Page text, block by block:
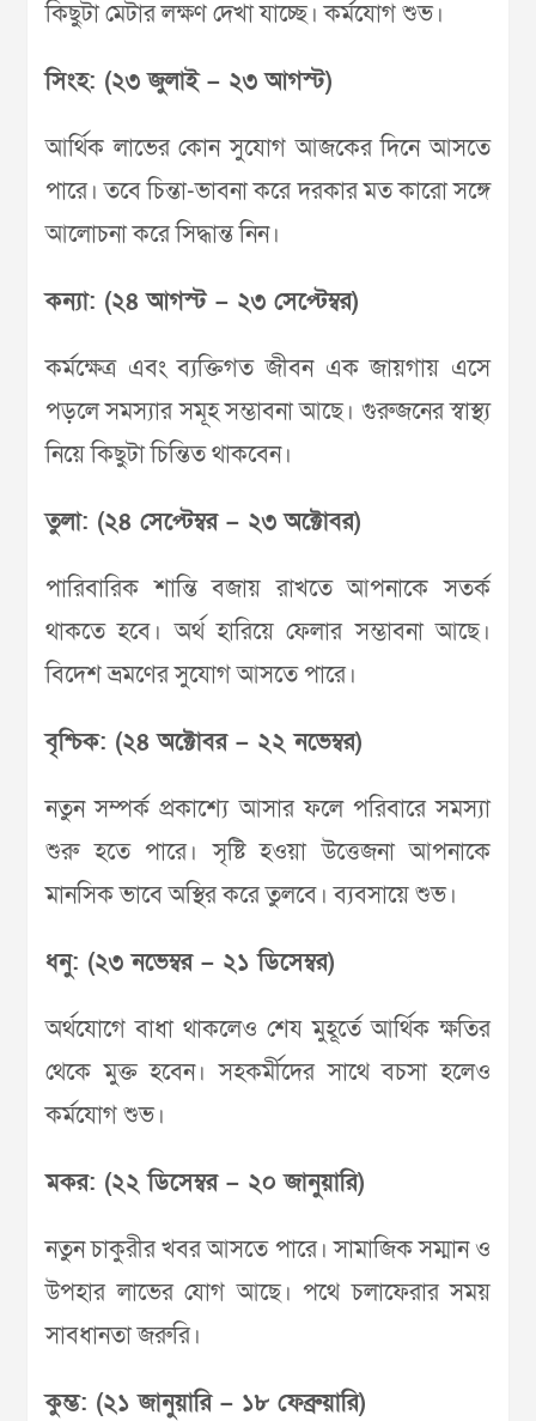
কিছুটা মেটার লক্ষণ দেখা যাচ্ছে। কর্মযোগ শুভ।
সিংহ: (২৩ জুলাই – ২৩ আগস্ট)
আর্থিক লাভের কোন সুযোগ আজকের দিনে আসতে
পারে। তবে চিন্তা-ভাবনা করে দরকার মত কারো সঙ্গে
আলোচনা করে সিদ্ধান্ত নিন।
কন্যা: (২৪ আগস্ট – ২৩ সেপ্টেম্বর)
কর্মক্ষেত্র এবং ব্যক্তিগত জীবন এক জায়গায় এসে
পড়লে সমস্যার সমূহ সম্ভাবনা আছে। গুরুজনের স্বাস্থ্য
নিয়ে কিছুটা চিন্তিত থাকবেন।
তুলা: (২৪ সেপ্টেম্বর – ২৩ অক্টোবর)
পারিবারিক শান্তি বজায় রাখতে আপনাকে সতর্ক
থাকতে হবে। অর্থ হারিয়ে ফেলার সম্ভাবনা আছে।
বিদেশ ভ্রমণের সুযোগ আসতে পারে।
বৃশ্চিক: (২৪ অক্টোবর – ২২ নভেম্বর)
নতুন সম্পর্ক প্রকাশ্যে আসার ফলে পরিবারে সমস্যা
শুরু হতে পারে। সৃষ্টি হওয়া উত্তেজনা আপনাকে
মানসিক ভাবে অস্থির করে তুলবে। ব্যবসায়ে শুভ।
ধনু: (২৩ নভেম্বর – ২১ ডিসেম্বর)
অর্থযোগে বাধা থাকলেও শেয মুহূর্তে আর্থিক ক্ষতির
থেকে মুক্ত হবেন। সহকর্মীদের সাথে বচসা হলেও
কর্মযোগ শুভ।
মকর: (২২ ডিসেম্বর – ২০ জানুয়ারি)
নতুন চাকুরীর খবর আসতে পারে। সামাজিক সম্মান ও
উপহার লাভের যোগ আছে। পথে চলাফেরার সময়
সাবধানতা জরুরি।
কুম্ভ: (২১ জানুয়ারি – ১৮ ফেব্রুয়ারি)